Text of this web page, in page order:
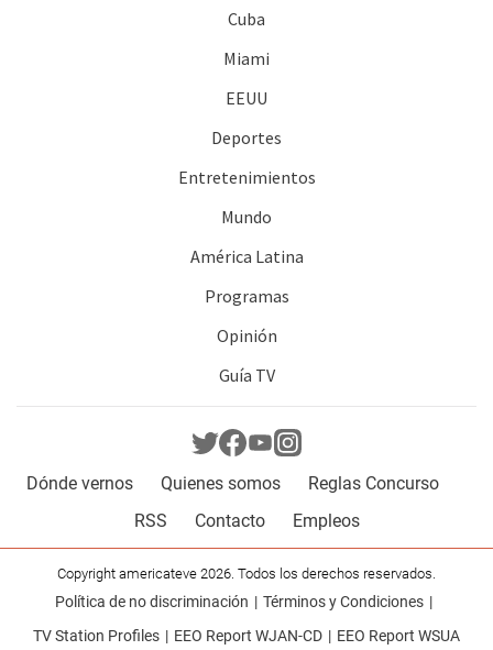
Cuba
Miami
EEUU
Deportes
Entretenimientos
Mundo
América Latina
Programas
Opinión
Guía TV
Dónde vernos Quienes somos
Reglas Concurso
RSS
Contacto Empleos
Copyright americateve 2026. Todos los derechos reservados.
Política de no discriminación
Términos y Condiciones
TV Station Profiles
EEO Report WJAN-CD EEO Report WSUA